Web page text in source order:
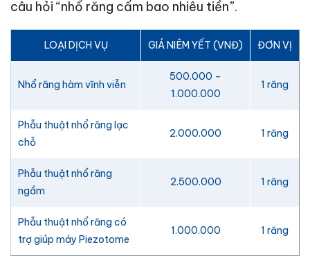
câu hỏi “nhổ răng cấm bao nhiêu tiền”.
LOẠI DỊCH VỤ GIÁ NIÊM YẾT (VNĐ) ĐƠN VỊ
Nhổ răng hàm vĩnh viễn
500.000 –
1.000.000
1 răng
Phẫu thuật nhổ răng lạc
chỗ
2.000.000 1 răng
Phẫu thuật nhổ răng
ngầm
2.500.000 1 răng
Phẫu thuật nhổ răng có
trợ giúp máy Piezotome
1.000.000 1 răng